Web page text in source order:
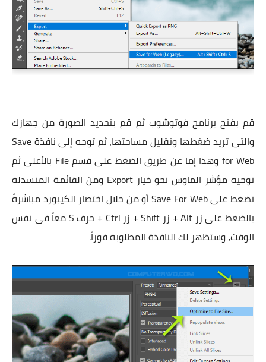
قم بفتح برنامج فوتوشوب ثم قم بتحديد الصورة من جهازك
والتى تريد ضغطها وتقليل مساحتها، ثم توجه إلى نافذة Save
for Web وهذا إما عن طريق الضغط على قسم File بالأعلى ثم
توجيه مؤشر الماوس نحو خيار Export ومن القائمة المنسدلة
تضغط على Save For Web أو من خلال اختصار الكيبورد مباشرةً
بالضغط على زر Alt + زر Shift + زر Ctrl + حرف S معاً فى نفس
الوقت، وستظهر لك النافذة المطلوبة فوراً.